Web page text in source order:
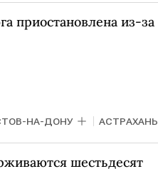
приостановлена из-за
НА-ДОНУ АСТРАХАНЬ
шестьдесят